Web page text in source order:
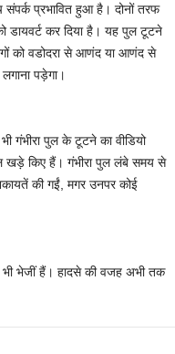
प्रभावित हुआ है। दोनों तरफ
डायवर्ट कर दिया है। यह पुल टूटने
को वडोदरा से आणंद या आणंद से
पड़ेगा।
गंभीरा पुल के टूटने का वीडियो
खड़े किए हैं। गंभीरा पुल लंबे समय से
की गईं, मगर उनपर कोई
भी भेजीं हैं। हादसे की वजह अभी तक